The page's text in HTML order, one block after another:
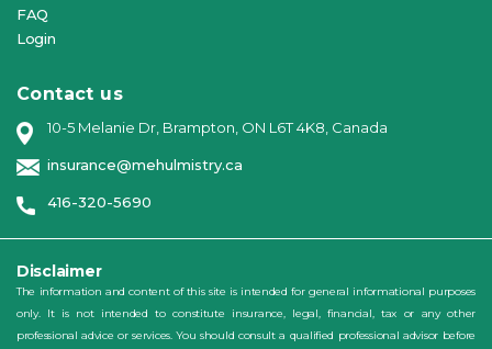
FAQ
Login
Contact us
10-5 Melanie Dr, Brampton, ON L6T 4K8, Canada
insurance@mehulmistry.ca
416-320-5690
Disclaimer
The information and content of this site is intended for general informational purposes
only. It is not intended to constitute insurance, legal, financial, tax or any other
professional advice or services. You should consult a qualified professional advisor before